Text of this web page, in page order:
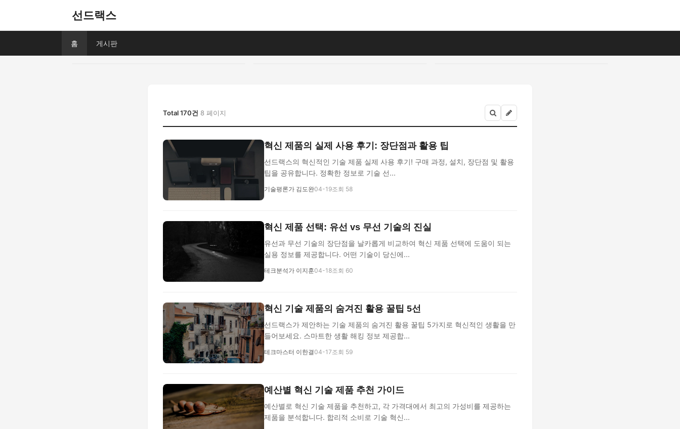
선드랙스
홈 게시판
Total 170건 8 페이지
혁신 제품의 실제 사용 후기: 장단점과 활용 팁
선드랙스의 혁신적인 기술 제품 실제 사용 후기! 구매 과정, 설치, 장단점 및 활용
팁을 공유합니다. 정확한 정보로 기술 선...
기술평론가 김도완04-19조회 58
혁신 제품 선택: 유선 vs 무선 기술의 진실
유선과 무선 기술의 장단점을 날카롭게 비교하여 혁신 제품 선택에 도움이 되는
실용 정보를 제공합니다. 어떤 기술이 당신에...
테크분석가 이지훈04-18조회 60
혁신 기술 제품의 숨겨진 활용 꿀팁 5선
선드랙스가 제안하는 기술 제품의 숨겨진 활용 꿀팁 5가지로 혁신적인 생활을 만
들어보세요. 스마트한 생활 해킹 정보 제공합...
테크마스터 이한결04-17조회 59
예산별 혁신 기술 제품 추천 가이드
예산별로 혁신 기술 제품을 추천하고, 각 가격대에서 최고의 가성비를 제공하는
제품을 분석합니다. 합리적 소비로 기술 혁신...